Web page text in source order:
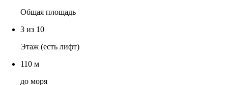
Общая площадь
3 из 10
Этаж (есть лифт)
110 м
до моря